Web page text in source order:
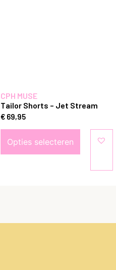
CPH MUSE
Tailor Shorts – Jet Stream
€ 69,95
Opties selecteren